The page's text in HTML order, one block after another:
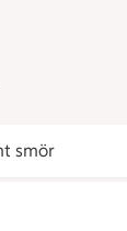
smör